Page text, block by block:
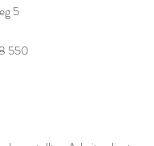
5
550